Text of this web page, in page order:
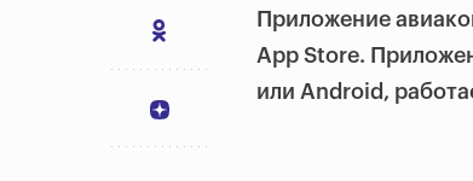
Приложение
App Store.
или Android,